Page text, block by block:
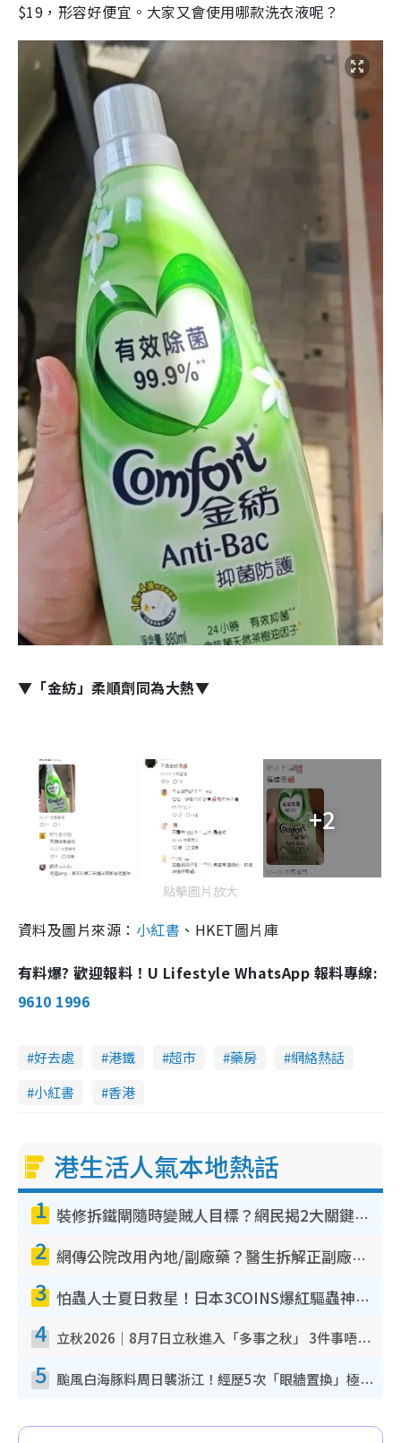
$19，形容好便宜。大家又會使用哪款洗衣液呢？
▼「金紡」柔順劑同為大熱▼
+2
點擊圖片放大
資料及圖片來源： 小紅書 、HKET圖片庫
有料爆? 歡迎報料！U Lifestyle WhatsApp 報料專線:
9610 1996
好去處 港鐵 超市 藥房
網絡熱話
小紅書
香港
港生活人氣本地熱話
1 裝修拆鐵閘隨時變賊人目標？網民揭2大關鍵用途：裝新式等於白裝？附新舊鐵閘分別
2 網傳公院改用內地/副廠藥？醫生拆解正副廠分別 揭4類人換藥隨時出事
3 怕蟲人士夏日救星！日本3COINS爆紅驅蟲神器$45起 1招「全程免觸碰」輕鬆搞定小強
4 立秋2026｜8月7日立秋進入「多事之秋」 3件事唔做得！專家教6招開運 清枱頭／銀包納氣接好運
5 颱風白海豚料周日襲浙江！經歷5次「眼牆置換」極罕見 成登陸內地最長途颱風